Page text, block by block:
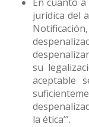
jurídica del
su
aceptable
la ética’”.